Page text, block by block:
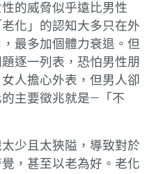
性的威脅似乎遠比男性
化」的認知大多只在外
最多加個體力衰退。但
逐一列表，恐怕男性朋
人擔心外表，但男人卻
主要徵兆就是—「不
少且太狹隘，導致對於
，甚至以老為好。老化